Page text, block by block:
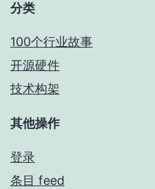
分类
100个行业故事
开源硬件
技术构架
其他操作
登录
条目 feed